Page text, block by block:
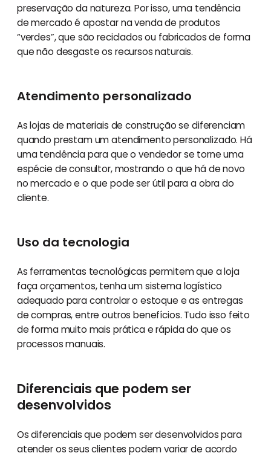
preservação da natureza. Por isso, uma tendência
de mercado é apostar na venda de produtos
“verdes”, que são reciclados ou fabricados de forma
que não desgaste os recursos naturais.
Atendimento personalizado
As lojas de materiais de construção se diferenciam
quando prestam um atendimento personalizado. Há
uma tendência para que o vendedor se torne uma
espécie de consultor, mostrando o que há de novo
no mercado e o que pode ser útil para a obra do
cliente.
Uso da tecnologia
As ferramentas tecnológicas permitem que a loja
faça orçamentos, tenha um sistema logístico
adequado para controlar o estoque e as entregas
de compras, entre outros benefícios. Tudo isso feito
de forma muito mais prática e rápida do que os
processos manuais.
Diferenciais que podem ser
desenvolvidos
Os diferenciais que podem ser desenvolvidos para
atender os seus clientes podem variar de acordo